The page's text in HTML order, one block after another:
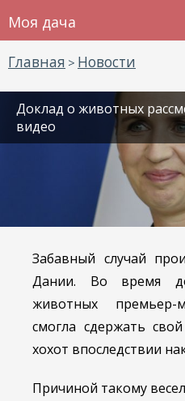
Моя дача
Главная > Новости
Доклад о животных
видео
Забавный случай
Дании. Во время
животных
смогла сдержать
хохот впоследствии
Причиной такому